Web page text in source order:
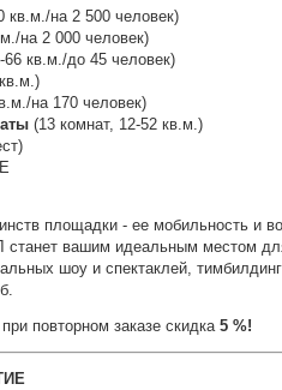
кв.м./на 2 500 человек)
на 2 000 человек)
кв.м./до 45 человек)
на 170 человек)
(13 комнат, 12-52 кв.м.)
площадки - ее мобильность и
вашим идеальным местом
шоу и спектаклей,
повторном заказе скидка 5 %!